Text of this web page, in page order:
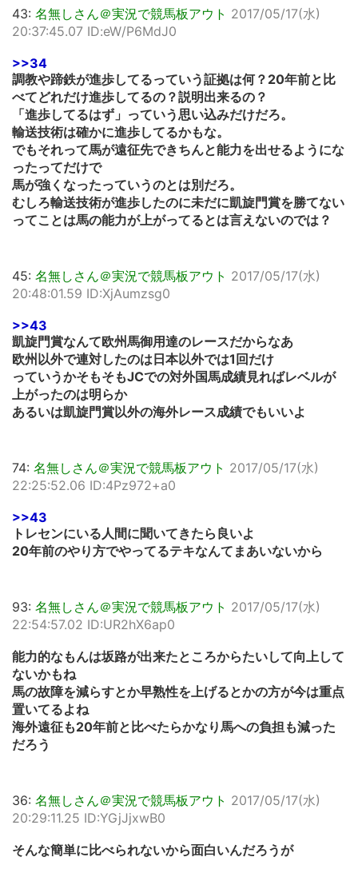
43: 名無しさん＠実況で競馬板アウト 2017/05/17(水)
20:37:45.07 ID:eW/P6MdJ0
>>34
調教や蹄鉄が進歩してるっていう証拠は何？20年前と比
べてどれだけ進歩してるの？説明出来るの？
「進歩してるはず」っていう思い込みだけだろ。
輸送技術は確かに進歩してるかもな。
でもそれって馬が遠征先できちんと能力を出せるようにな
ったってだけで
馬が強くなったっていうのとは別だろ。
むしろ輸送技術が進歩したのに未だに凱旋門賞を勝てない
ってことは馬の能力が上がってるとは言えないのでは？
45: 名無しさん＠実況で競馬板アウト 2017/05/17(水)
20:48:01.59 ID:XjAumzsg0
>>43
凱旋門賞なんて欧州馬御用達のレースだからなあ
欧州以外で連対したのは日本以外では1回だけ
っていうかそもそもJCでの対外国馬成績見ればレベルが
上がったのは明らか
あるいは凱旋門賞以外の海外レース成績でもいいよ
74: 名無しさん＠実況で競馬板アウト 2017/05/17(水)
22:25:52.06 ID:4Pz972+a0
>>43
トレセンにいる人間に聞いてきたら良いよ
20年前のやり方でやってるテキなんてまあいないから
93: 名無しさん＠実況で競馬板アウト 2017/05/17(水)
22:54:57.02 ID:UR2hX6ap0
能力的なもんは坂路が出来たところからたいして向上して
ないかもね
馬の故障を減らすとか早熟性を上げるとかの方が今は重点
置いてるよね
海外遠征も20年前と比べたらかなり馬への負担も減った
だろう
36: 名無しさん＠実況で競馬板アウト 2017/05/17(水)
20:29:11.25 ID:YGjJjxwB0
そんな簡単に比べられないから面白いんだろうが